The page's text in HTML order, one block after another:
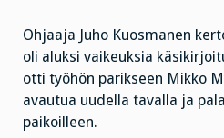
Ohjaaja Juho Kuosmanen
oli aluksi vaikeuksia
otti työhön parikseen Mikko
avautua uudella tavalla ja
paikoilleen.